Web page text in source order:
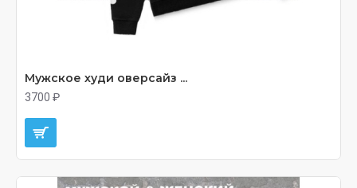
Мужское худи оверсайз ...
3700 ₽